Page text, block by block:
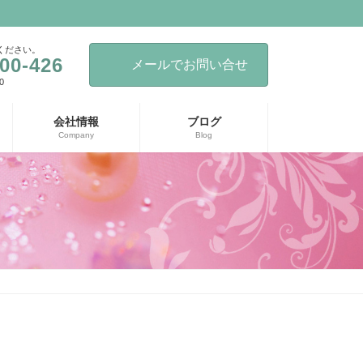
さい。
426 メールでお問い合せ
会社情報
Company
ブログ
Blog